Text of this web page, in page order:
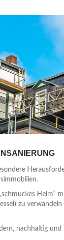
Heim“
zu
nachhaltig und